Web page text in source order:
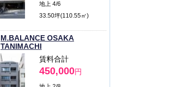
地上 4/6
33.50坪(110.55㎡)
M.BALANCE OSAKA
TANIMACHI
賃料合計
450,000円